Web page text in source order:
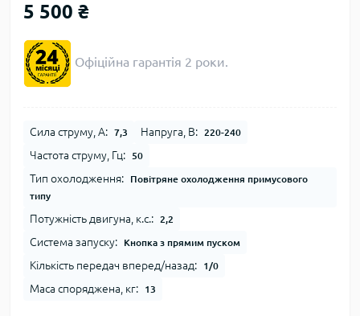
5 500 ₴
Офіційна гарантія 2 роки.
Сила струму, А: 7,3 Напруга, В: 220-240
Частота струму, Гц: 50
Тип охолодження:
Повітряне охолодження примусового
типу
Потужність двигуна, к.с.: 2,2
Система запуску: Кнопка з прямим пуском
Кількість передач вперед/назад: 1/0
Маса споряджена, кг: 13